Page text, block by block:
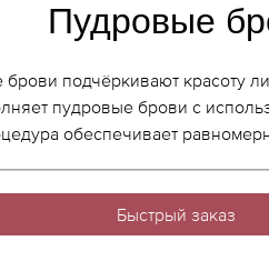
Пудровые
подчёркивают красоту
пудровые брови с
обеспечивает
Быстрый заказ